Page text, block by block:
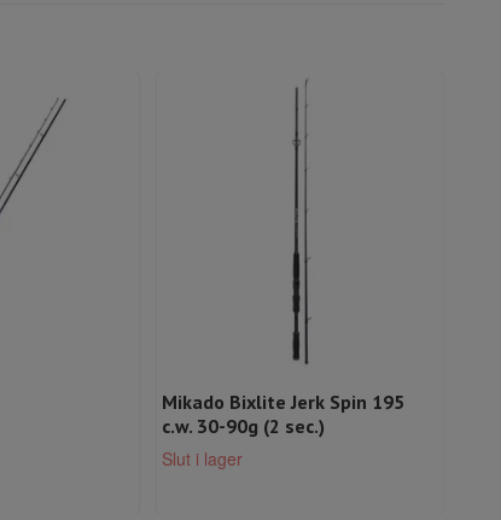
Mikado Bixlite Jerk Spin 195
c.w. 30-90g (2 sec.)
Slut i lager